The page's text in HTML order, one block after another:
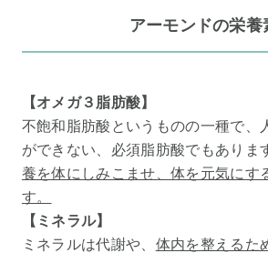
アーモンドの栄養
【オメガ３脂肪酸】
不飽和脂肪酸というものの一種で、
ができない、必須脂肪酸でもありま
養を体にしみこませ、体を元気にす
す。
【ミネラル】
ミネラルは代謝や、 体内を整えるた